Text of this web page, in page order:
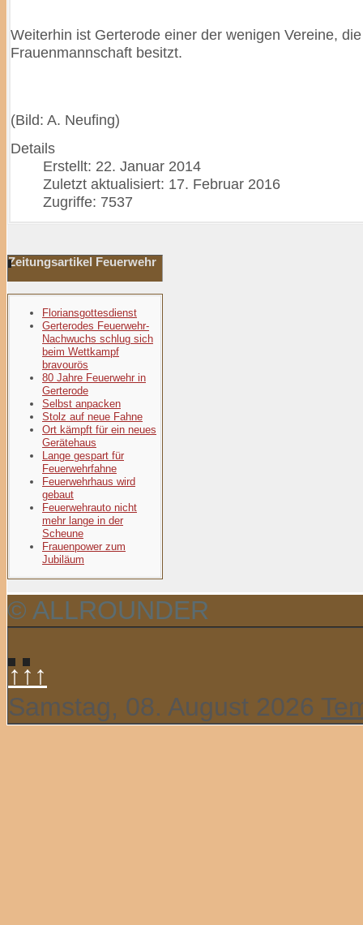
Weiterhin ist Gerterode einer der wenigen Vereine,
Frauenmannschaft besitzt.
(Bild: A. Neufing)
Details
Erstellt: 22. Januar 2014
Zuletzt aktualisiert: 17. Februar 2016
Zugriffe: 7537
Zeitungsartikel Feuerwehr
Floriansgottesdienst
Gerterodes Feuerwehr-
Nachwuchs schlug sich
beim Wettkampf
bravourös
80 Jahre Feuerwehr in
Gerterode
Selbst anpacken
Stolz auf neue Fahne
Ort kämpft für ein neues
Gerätehaus
Lange gespart für
Feuerwehrfahne
Feuerwehrhaus wird
gebaut
Feuerwehrauto nicht
mehr lange in der
Scheune
Frauenpower zum
Jubiläum
© ALLROUNDER
↑↑↑
Samstag, 08. August 2026